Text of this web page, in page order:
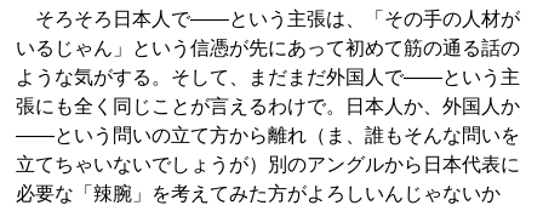
そろそろ日本人で――という主張は、「その手の人材が
いるじゃん」という信憑が先にあって初めて筋の通る話の
ような気がする。そして、まだまだ外国人で――という主
張にも全く同じことが言えるわけで。日本人か、外国人か
――という問いの立て方から離れ（ま、誰もそんな問いを
立てちゃいないでしょうが）別のアングルから日本代表に
必要な「辣腕」を考えてみた方がよろしいんじゃないか